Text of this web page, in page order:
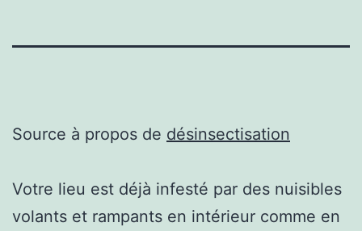
Source à propos de désinsectisation
Votre lieu est déjà infesté par des nuisibles
volants et rampants en intérieur comme en